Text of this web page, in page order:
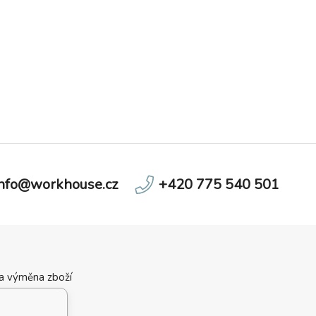
+420 775 540 501
výměna zboží
podmínky